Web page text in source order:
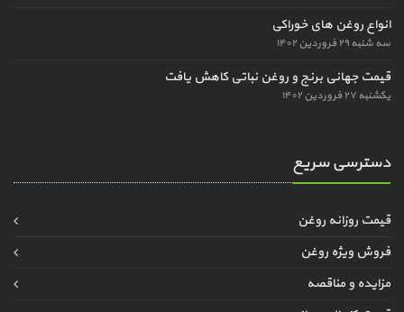
انواع روغن های خوراکی
سه شنبه ۲۹ فروردین ۱۴۰۲
قیمت جهانی برنج و روغن نباتی کاهش یافت
یکشنبه ۲۷ فروردین ۱۴۰۲
دسترسی سریع
قیمت روزانه روغن
فروش ویژه روغن
مزایده و مناقصه